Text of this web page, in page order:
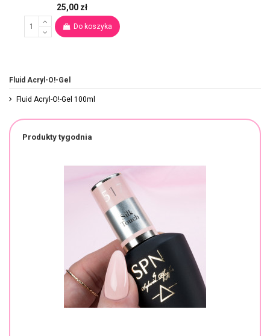
25,00 zł
Do koszyka
Fluid Acryl-O!-Gel
Fluid Acryl-O!-Gel 100ml
Produkty tygodnia